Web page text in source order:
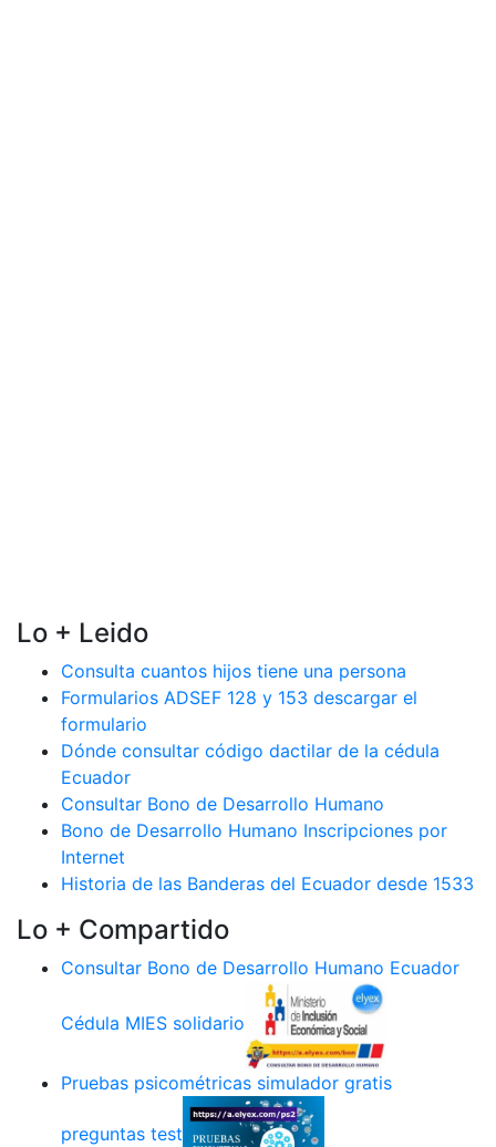
Lo + Leido
Consulta cuantos hijos tiene una persona
Formularios ADSEF 128 y 153 descargar el
formulario
Dónde consultar código dactilar de la cédula
Ecuador
Consultar Bono de Desarrollo Humano
Bono de Desarrollo Humano Inscripciones por
Internet
Historia de las Banderas del Ecuador desde 1533
Lo + Compartido
Consultar Bono de Desarrollo Humano Ecuador
Cédula MIES solidario
Pruebas psicométricas simulador gratis
preguntas test